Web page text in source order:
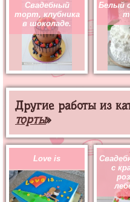
Свадебный
торт, клубника
в шоколаде.
Белый
Другие работы из
торты»
Love is
с